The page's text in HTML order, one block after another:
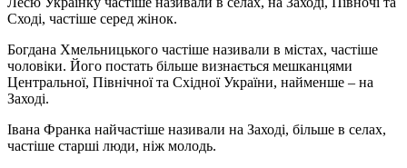
Сході, частіше серед жінок.
Богдана Хмельницького частіше називали в містах, частіше
чоловіки. Його постать більше визнається мешканцями
Центральної, Північної та Східної України, найменше – на
Заході.
Івана Франка найчастіше називали на Заході, більше в селах,
частіше старші люди, ніж молодь.